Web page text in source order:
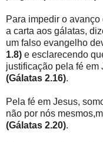
Para impedir o
a carta aos gálatas,
um falso evangelho
1.8) e esclarecendo
justificação pela fé em
(Gálatas 2.16).
Pela fé em Jesus,
não por nós
(Gálatas 2.20).